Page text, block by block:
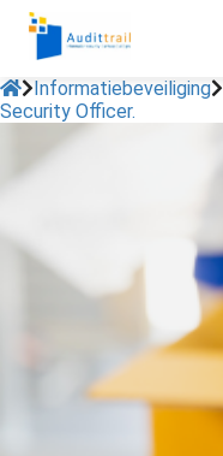
Informatiebeveiliging
Security Officer.